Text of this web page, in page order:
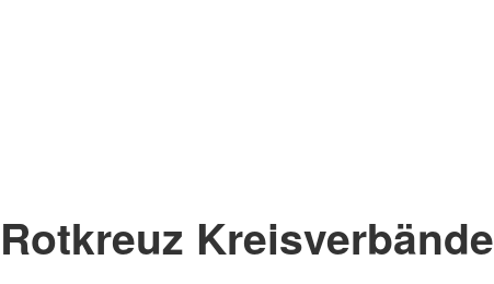
Rotkreuz Kreisverbände